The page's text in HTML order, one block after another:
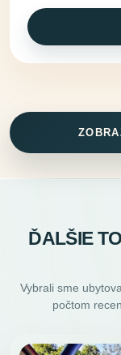
ĎALŠIE
Vybrali sme
počtom